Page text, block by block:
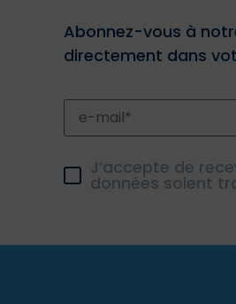
Abonnez-vous à
directement dans
J’accepte de
données soient